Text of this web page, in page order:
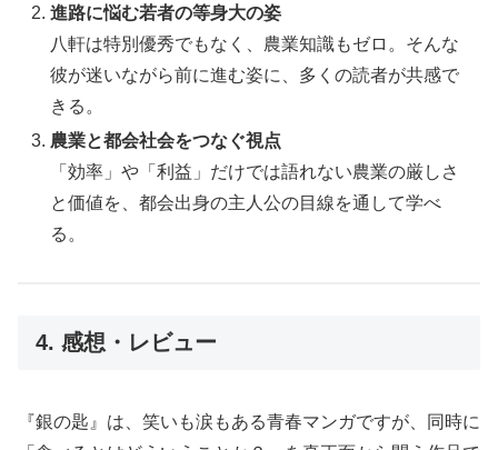
進路に悩む若者の等身大の姿
八軒は特別優秀でもなく、農業知識もゼロ。そんな
彼が迷いながら前に進む姿に、多くの読者が共感で
きる。
農業と都会社会をつなぐ視点
「効率」や「利益」だけでは語れない農業の厳しさ
と価値を、都会出身の主人公の目線を通して学べ
る。
4. 感想・レビュー
『銀の匙』は、笑いも涙もある青春マンガですが、同時に